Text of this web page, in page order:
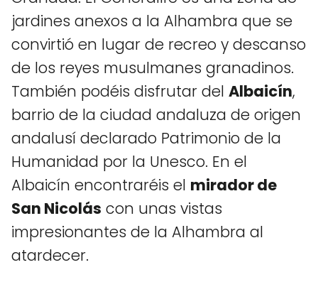
jardines anexos a la Alhambra que se
convirtió en lugar de recreo y descanso
de los reyes musulmanes granadinos.
También podéis disfrutar del Albaicín,
barrio de la ciudad andaluza de origen
andalusí declarado Patrimonio de la
Humanidad por la Unesco. En el
Albaicín encontraréis el mirador de
San Nicolás con unas vistas
impresionantes de la Alhambra al
atardecer.